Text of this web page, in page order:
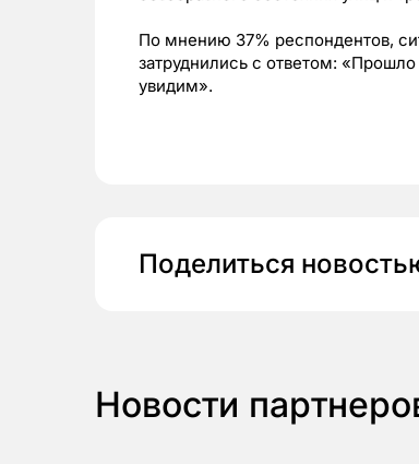
По мнению 37% респондентов,
затруднились с ответом:
увидим».
Поделиться
Новости